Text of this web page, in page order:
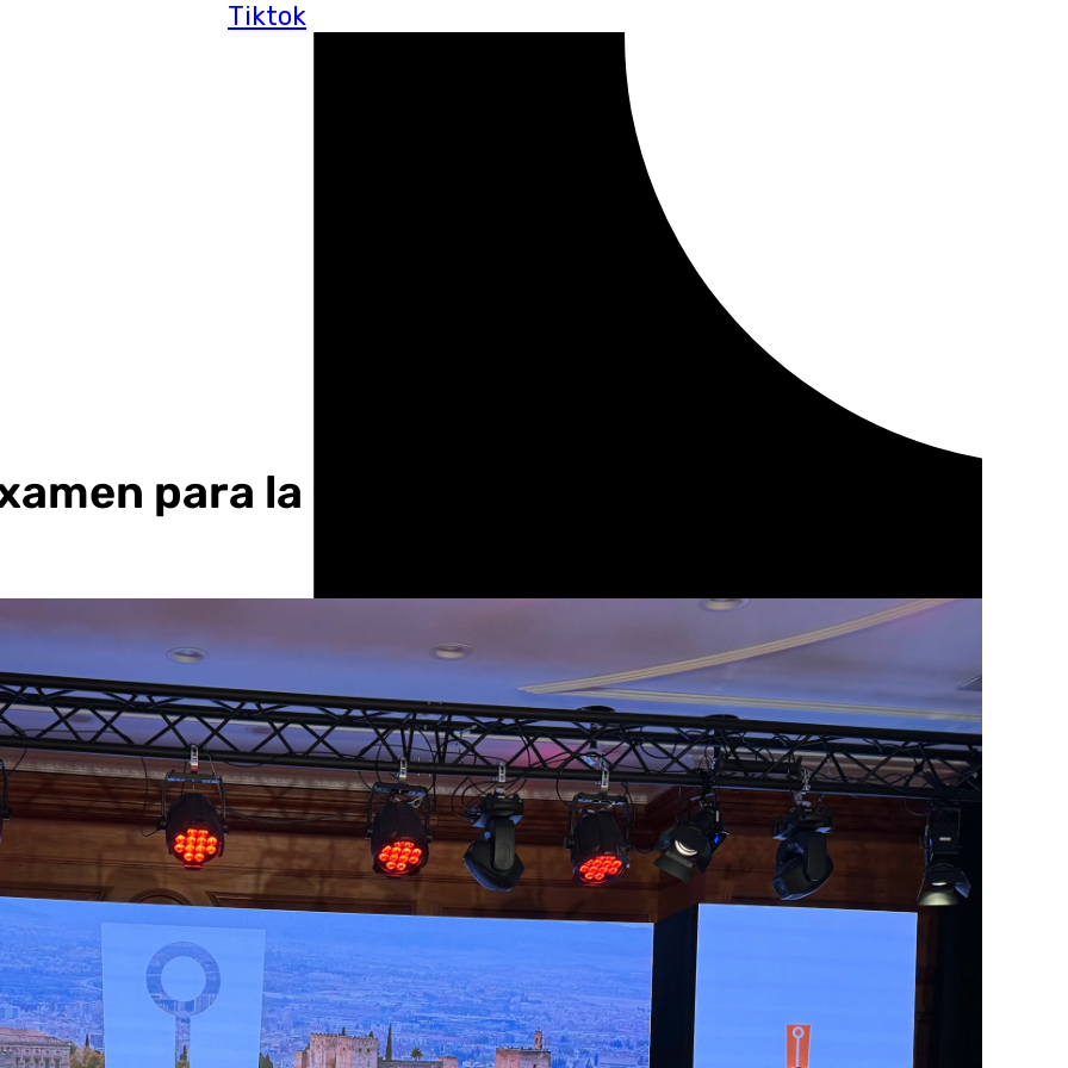
Tiktok
para la Capitalidad Cultural Europea